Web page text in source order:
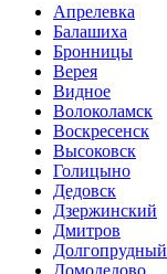
Апрелевка
Балашиха
Бронницы
Верея
Видное
Волоколамск
Воскресенск
Высоковск
Голицыно
Дедовск
Дзержинский
Дмитров
Долгопрудный
Домодедово